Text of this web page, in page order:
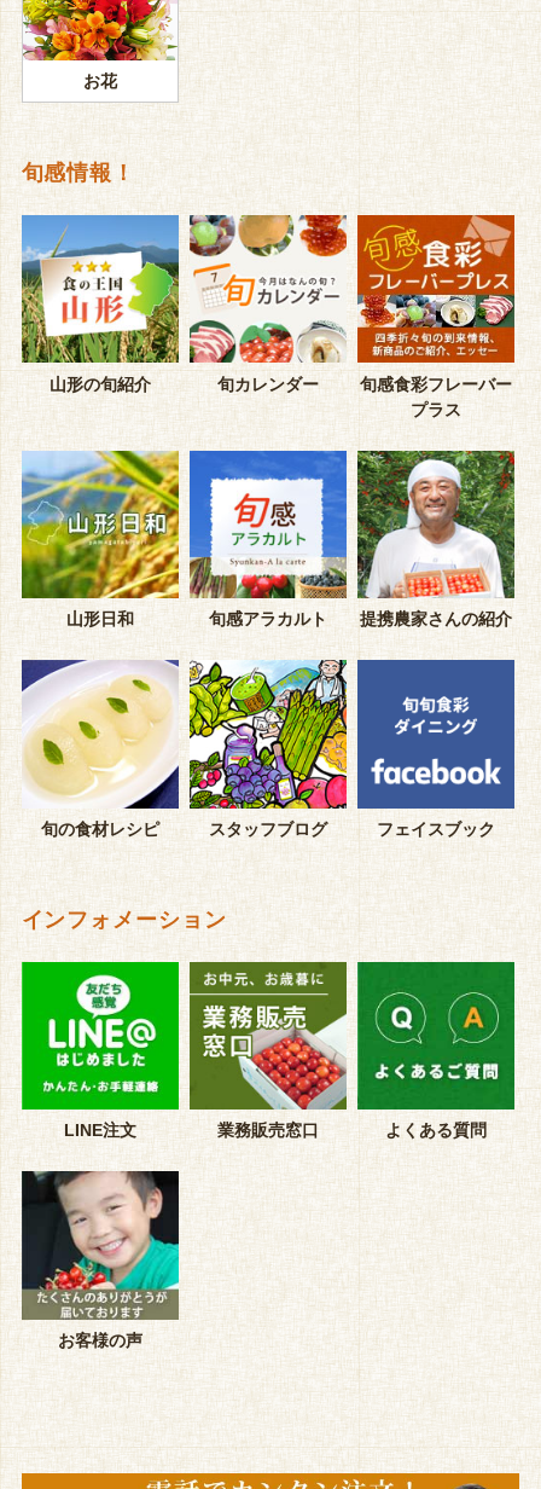
お花
旬感情報！
山形の旬紹介 旬カレンダー
旬感食彩フレーバー
プラス
山形日和 旬感アラカルト 提携農家さんの紹介
旬の食材レシピ スタッフブログ フェイスブック
インフォメーション
LINE注文 業務販売窓口 よくある質問
お客様の声